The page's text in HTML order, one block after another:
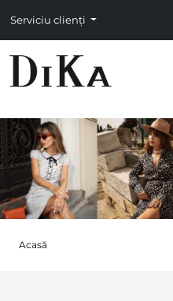
Serviciu clienți
Acasă